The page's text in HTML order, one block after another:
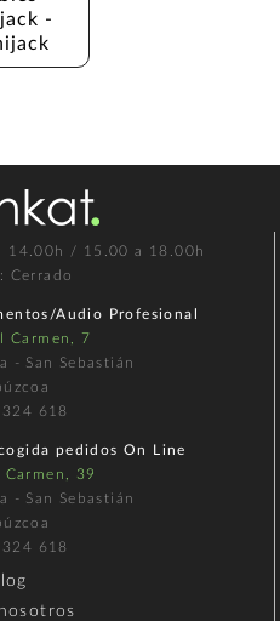
-
14.00h / 15.00 a 18.00h
: Cerrado
Audio Profesional
Carmen, 7
- San Sebastián
618
pedidos On Line
39
- San Sebastián
618